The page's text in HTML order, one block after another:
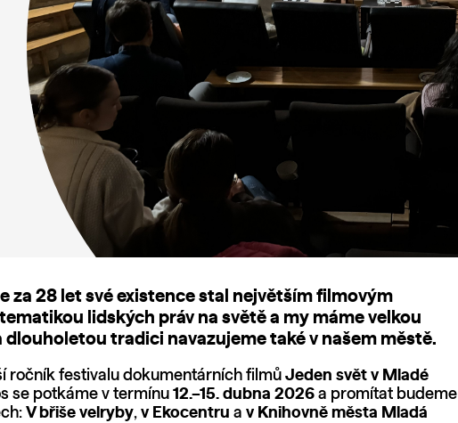
za 28 let své existence stal největším filmovým
lidských práv na světě a my máme velkou
dlouholetou tradici navazujeme také v našem městě.
ročník festivalu dokumentárních filmů Jeden svět v Mladé
se potkáme v termínu 12.–15. dubna 2026 a promítat budeme
V břiše velryby, v Ekocentru a v Knihovně města Mladá